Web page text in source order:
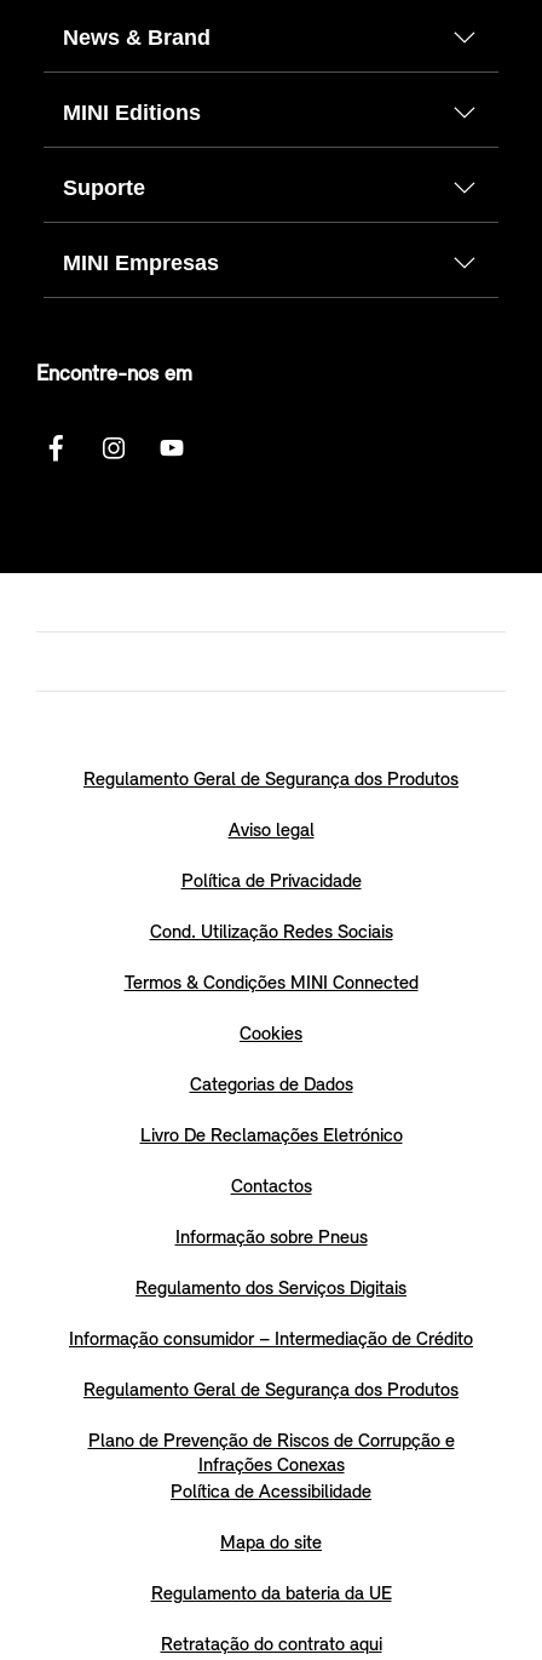
News & Brand
MINI Editions
Suporte
MINI Empresas
Encontre-nos em
Regulamento Geral de Segurança dos Produtos
Aviso legal
Política de Privacidade
Cond. Utilização Redes Sociais
Termos & Condições MINI Connected
Cookies
Categorias de Dados
Livro De Reclamações Eletrónico
Contactos
Informação sobre Pneus
Regulamento dos Serviços Digitais
Informação consumidor – Intermediação de Crédito
Regulamento Geral de Segurança dos Produtos
Plano de Prevenção de Riscos de Corrupção e
Infrações Conexas
Política de Acessibilidade
Mapa do site
Regulamento da bateria da UE
Retratação do contrato aqui